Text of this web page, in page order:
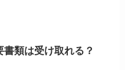
類は受け取れる？